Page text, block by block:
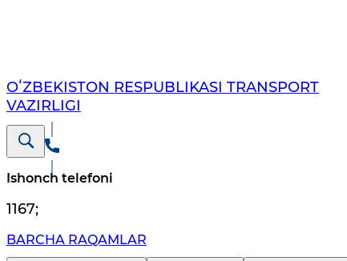
OʻZBEKISTON RESPUBLIKASI TRANSPORT
VAZIRLIGI
Ishonch telefoni
1167;
BARCHA RAQAMLAR